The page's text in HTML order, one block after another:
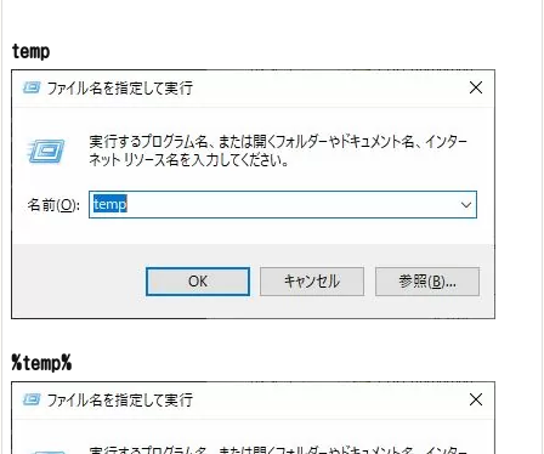
temp
%temp%